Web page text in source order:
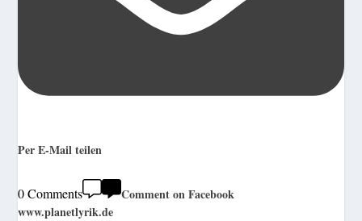
Per E-Mail teilen
0 Comments
Comment on Facebook
www.planetlyrik.de